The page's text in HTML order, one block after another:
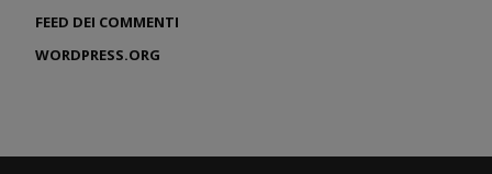
FEED DEI COMMENTI
WORDPRESS.ORG